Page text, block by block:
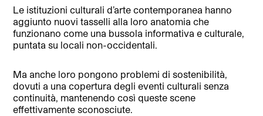
Le istituzioni culturali d’arte contemporanea hanno
aggiunto nuovi tasselli alla loro anatomia che
funzionano come una bussola informativa e culturale,
puntata su locali non-occidentali.
Ma anche loro pongono problemi di sostenibilità,
dovuti a una copertura degli eventi culturali senza
continuità, mantenendo così queste scene
effettivamente sconosciute.